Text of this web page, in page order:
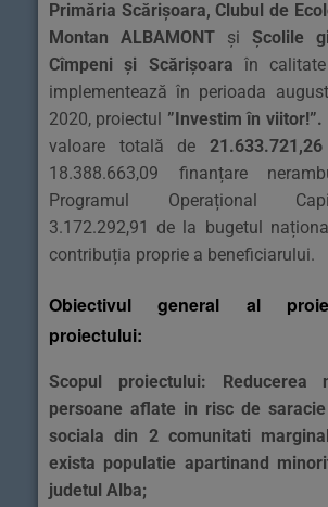
Primăria Scărișoara, Clubul de
Montan ALBAMONT și Școlile
Cîmpeni și Scărișoara în
implementează în perioada
2020, proiectul ”Investim în viitor!”.
valoare totală de
18.388.663,09 finanțare
Programul Operațional
3.172.292,91 de la bugetul
contribuția proprie a beneficiarului.
Obiectivul general al
proiectului:
Scopul proiectului: Reducerea
persoane aflate in risc de
sociala din 2 comunitati
exista populatie apartinand
judetul Alba;